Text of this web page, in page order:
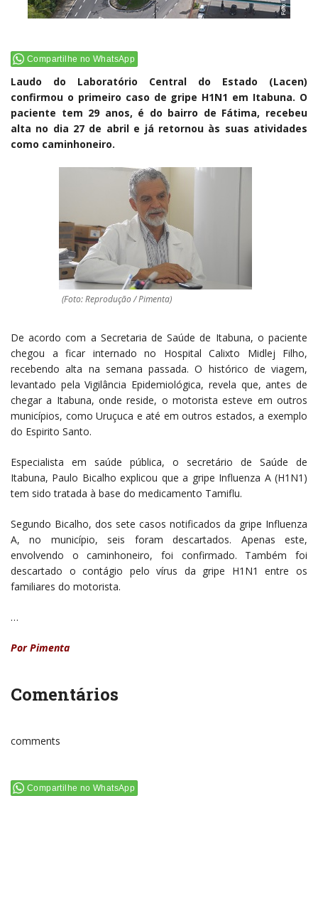
Compartilhe no WhatsApp
Laudo do Laboratório Central do Estado (Lacen)
confirmou o primeiro caso de gripe H1N1 em Itabuna. O
paciente tem 29 anos, é do bairro de Fátima, recebeu
alta no dia 27 de abril e já retornou às suas atividades
como caminhoneiro.
(Foto: Reprodução / Pimenta)
De acordo com a Secretaria de Saúde de Itabuna, o paciente
chegou a ficar internado no Hospital Calixto Midlej Filho,
recebendo alta na semana passada. O histórico de viagem,
levantado pela Vigilância Epidemiológica, revela que, antes de
chegar a Itabuna, onde reside, o motorista esteve em outros
municípios, como Uruçuca e até em outros estados, a exemplo
do Espirito Santo.
Especialista em saúde pública, o secretário de Saúde de
Itabuna, Paulo Bicalho explicou que a gripe Influenza A (H1N1)
tem sido tratada à base do medicamento Tamiflu.
Segundo Bicalho, dos sete casos notificados da gripe Influenza
A, no município, seis foram descartados. Apenas este,
envolvendo o caminhoneiro, foi confirmado. Também foi
descartado o contágio pelo vírus da gripe H1N1 entre os
familiares do motorista.
…
Por Pimenta
Comentários
comments
Compartilhe no WhatsApp